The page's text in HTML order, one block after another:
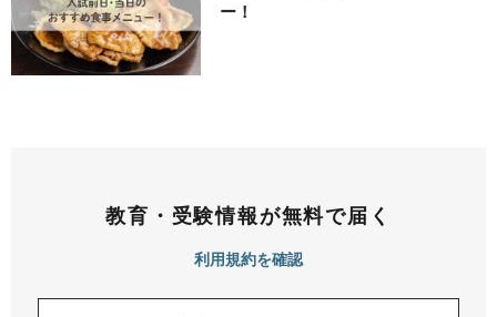
ー！
教育・受験情報が無料で届く
利用規約を確認